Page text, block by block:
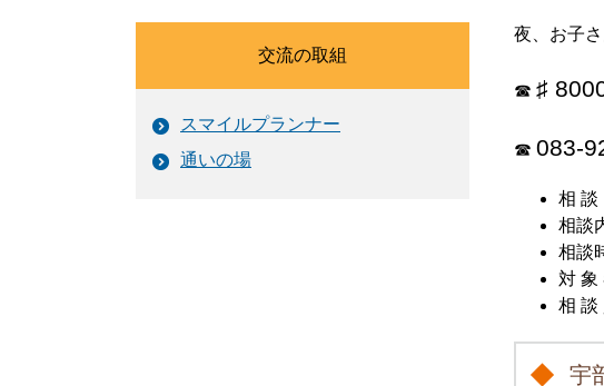
夜、お子
☎ ♯
☎ 083-
相 談
相談
相談
対 象
相 談
宇
交流の取組
スマイルプランナー
通いの場